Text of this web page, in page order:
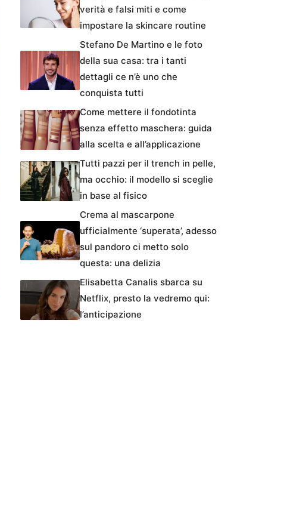
verità e falsi miti e come
impostare la skincare routine
Stefano De Martino e le foto
della sua casa: tra i tanti
dettagli ce n’è uno che
conquista tutti
Come mettere il fondotinta
senza effetto maschera: guida
alla scelta e all’applicazione
Tutti pazzi per il trench in pelle,
ma occhio: il modello si sceglie
in base al fisico
Crema al mascarpone
ufficialmente ‘superata’, adesso
sul pandoro ci metto solo
questa: una delizia
Elisabetta Canalis sbarca su
Netflix, presto la vedremo qui:
l’anticipazione